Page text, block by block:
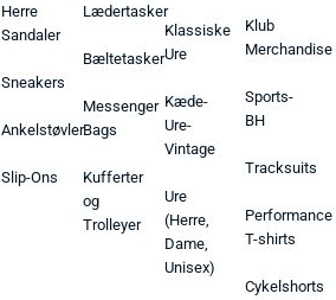
Herre
Sandaler
Sneakers
Ankelstøvler
Slip-Ons
Lædertasker
Bæltetasker
Messenger
Bags
Kufferter
og
Trolleyer
Klassiske
Ure
Kæde-
Ure-
Vintage
Ure
(Herre,
Dame,
Unisex)
Klub
Merchandise
Sports-
BH
Tracksuits
Performance
T-shirts
Cykelshorts